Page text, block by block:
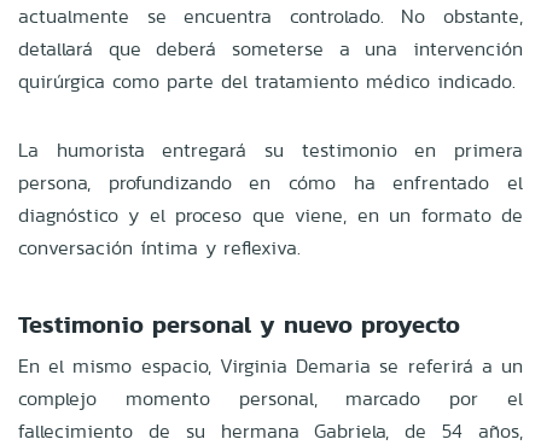
actualmente se encuentra controlado. No obstante,
detallará que deberá someterse a una intervención
quirúrgica como parte del tratamiento médico indicado.
La humorista entregará su testimonio en primera
persona, profundizando en cómo ha enfrentado el
diagnóstico y el proceso que viene, en un formato de
conversación íntima y reflexiva.
Testimonio personal y nuevo proyecto
En el mismo espacio, Virginia Demaria se referirá a un
complejo momento personal, marcado por el
fallecimiento de su hermana Gabriela, de 54 años,